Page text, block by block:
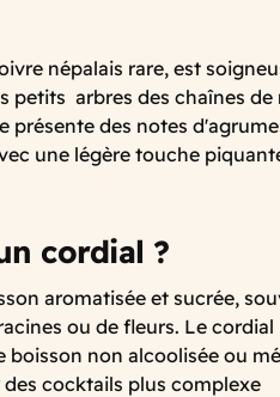
népalais rare, est
petits arbres des chaînes
présente des notes
une légère touche
cordial ?
aromatisée et sucrée,
ou de fleurs. Le
boisson non alcoolisée ou
cocktails plus complexe